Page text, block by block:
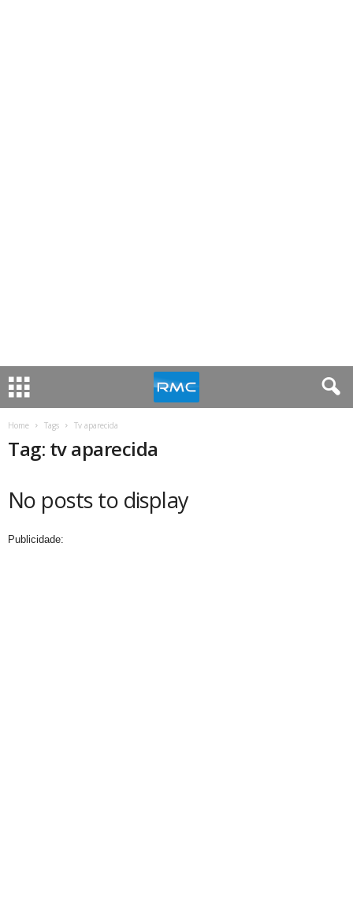
Home Tags Tv aparecida
Tag: tv aparecida
No posts to display
Publicidade: